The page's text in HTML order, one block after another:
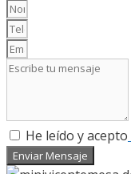
He leído y acepto
Enviar Mensaje